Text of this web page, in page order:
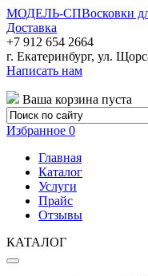
МОДЕЛЬ-СПВосковки
Доставка
+7 912 654 2664
г. Екатеринбург, ул.
Написать нам
Ваша корзина пуста
Избранное 0
Главная
Каталог
Услуги
Прайс
Отзывы
КАТАЛОГ